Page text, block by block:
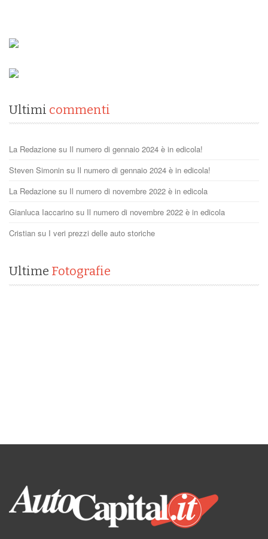
Ultimi commenti
La Redazione su Il numero di gennaio 2024 è in edicola!
Steven Simonin su Il numero di gennaio 2024 è in edicola!
La Redazione su Il numero di novembre 2022 è in edicola
Gianluca Iaccarino su Il numero di novembre 2022 è in edicola
Cristian su I veri prezzi delle auto storiche
Ultime Fotografie